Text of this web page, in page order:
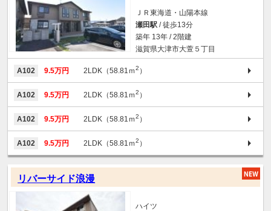
ＪＲ東海道・山陽本線
瀬田駅 / 徒歩13分
築年 13年 / 2階建
滋賀県大津市大萱５丁目
A102 9.5万円 2LDK（58.81ｍ2 ）
A102 9.5万円 2LDK（58.81ｍ2 ）
A102 9.5万円 2LDK（58.81ｍ2 ）
A102 9.5万円 2LDK（58.81ｍ2 ）
リバーサイド浪漫
ハイツ